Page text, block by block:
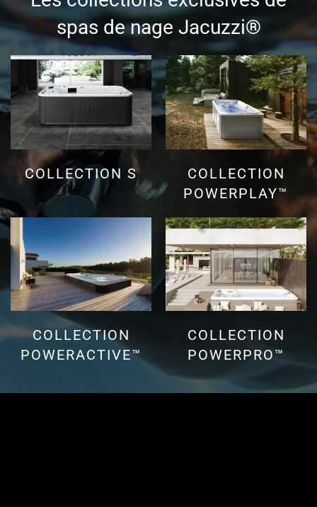
spas de nage Jacuzzi®
COLLECTION S
COLLECTION
POWERPLAY™
COLLECTION
POWERACTIVE™
COLLECTION
POWERPRO™